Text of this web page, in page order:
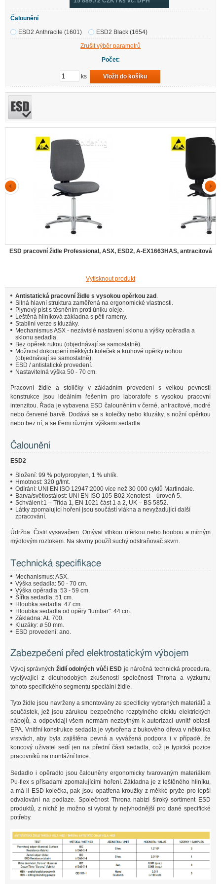
Čalounění
ESD2 Anthracite (1601)
ESD2 Black (1654)
Zrušit výběr parametrů
Počet:
ks Vložit do košíku
ESD pracovní židle Professional, ASX, ESD2, A-EX1663HAS, antracitová
Vytisknout produkt
Antistatická pracovní židle s vysokou opěrkou zad .
Silná hlavní struktura zaměřená na ergonomické vlastnosti.
Plynový píst s těsněním proti úniku oleje.
Leštěná hliníková základna s pěti rameny.
Stabilní verze s kluzáky.
Mechanismus ASX - nezávislé nastavení sklonu a výšky opěradla a
sklonu sedadla.
Bez opěrek rukou (objednávají se samostatně).
Možnost dokoupení měkkých koleček a kruhové opěrky nohou
(objednávají se samostatně).
ESD / antistatické provedení.
Nastavitelná výška 50 - 70 cm.
Pracovní židle a stoličky v základním provedení s velkou pevností
konstrukce jsou ideálním řešením pro laboratoře s vysokou pracovní
intenzitou. Řada je vybavena ESD čalouněním v černé, antracitové, modré
nebo červené barvě. Dodává se s kolečky nebo kluzáky, s nožní opěrkou
nebo bez ní, a se třemi různými výškami sedadla.
Čalounění
ESD2
Složení: 99 % polypropylen, 1 % uhlík.
Hmotnost: 320 g/lmt.
Odírání: UNI EN ISO 12947:2000 více než 30 000 cyklů Martindale.
Barva/světlostálost: UNI EN ISO 105-B02 Xenotest – úroveň 5.
Schválení:1 – Třída 1, EN 1021 část 1 a 2, UK – BS 5852.
Látky zpomalující hoření jsou součástí vlákna a nevyžadující další
zpracování.
Údržba: Čistit vysavačem. Omývat vlhkou utěrkou nebo houbou a mírným
mýdlovým roztokem. Na skvrny použít suchý odstraňovač skvrn.
Technická specifikace
Mechanismus: ASX.
Výška sedadla: 50 - 70 cm.
Výška opěradla: 53 - 59 cm.
Šířka sedadla: 51 cm.
Hloubka sedadla: 47 cm.
Hloubka sedadla od opěry "lumbar": 44 cm.
Základna: AL 700.
Kluzáky: ø 50 mm.
ESD provedení: ano.
Zabezpečení před elektrostatickým výbojem
Vývoj správných židlí odolných vůči ESD je náročná technická procedura,
vyplývající z dlouhodobých zkušeností společnosti Throna a výzkumu
tohoto specifického segmentu speciální židle.
Tyto židle jsou navrženy a smontovány ze specificky vybraných materiálů a
součástek, jež jsou zárukou bezpečného rozptylného efektu elektrických
nábojů, a odpovídají všem normám nezbytným k autorizaci uvnitř oblasti
EPA. Vnitřní konstrukce sedadla je vytvořena z bukového dřeva v několika
vrstvách, aby byla zajištěna pevná a vyvážená podpora i v případě, že
koncový uživatel sedí jen na přední části sedadla, což je typická pozice
pracovníků na montážní lince.
Sedadlo i opěradlo jsou čalouněny ergonomicky tvarovaným materiálem
Pu-flex s přísadami zpomalujícími hoření. Základna je z leštěného hliníku,
a má-li ESD kolečka, pak jsou opatřena kroužky z měkké pryže pro lepší
odvalování na podlaze. Společnost Throna nabízí široký sortiment ESD
produktů, z nichž je možno si vybrat ty nejvhodnější pro dané specifické
potřeby.